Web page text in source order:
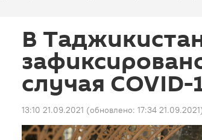
В
случая COVID-
13:10 21.09.2021 (обновлено: 17:34 21.09.2021